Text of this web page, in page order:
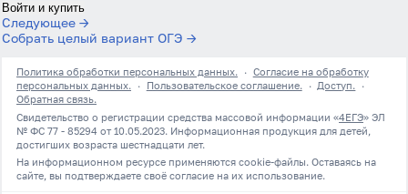
Войти и купить
Следующее →
Собрать целый вариант ОГЭ →
Политика обработки персональных данных. · Согласие на обработку
персональных данных.
· Пользовательское соглашение. · Доступ.
·
Обратная связь.
Свидетельство о регистрации средства массовой информации «4ЕГЭ» ЭЛ
№ ФС 77 - 85294 от 10.05.2023. Информационная продукция для детей,
достигших возраста шестнадцати лет.
На информационном ресурсе применяются cookie-файлы. Оставаясь на
сайте, вы подтверждаете своё согласие на их использование.